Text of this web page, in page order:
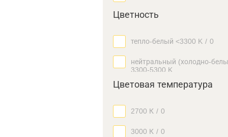
Цветность
тепло-белый <3300 K / 0
нейтральный (холодно-
3300-5300 K
Цветовая температура
2700 К / 0
3000 К / 0